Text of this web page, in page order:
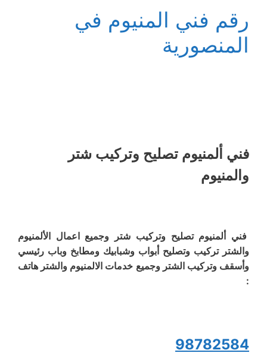
رقم فني المنيوم في
المنصورية
فني ألمنيوم تصليح وتركيب شتر
والمنيوم
فني ألمنيوم تصليح وتركيب شتر وجميع اعمال الألمنيوم
والشتر تركيب وتصليح أبواب وشبابيك ومطابخ وباب رئيسي
وأسقف وتركيب الشتر وجميع خدمات الالمنيوم والشتر هاتف
:
98782584